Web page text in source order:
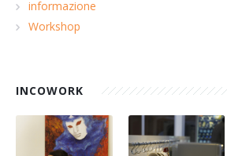
informazione
Workshop
INCOWORK